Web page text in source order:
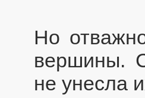
Но
вершины.
не унесла